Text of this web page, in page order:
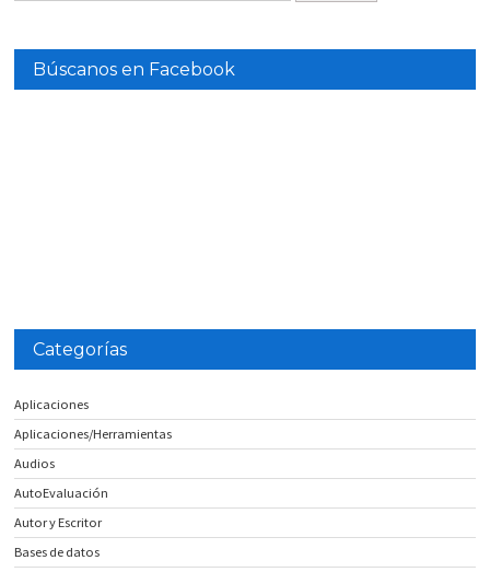
Búscanos en Facebook
Categorías
Aplicaciones
Aplicaciones/Herramientas
Audios
AutoEvaluación
Autor y Escritor
Bases de datos